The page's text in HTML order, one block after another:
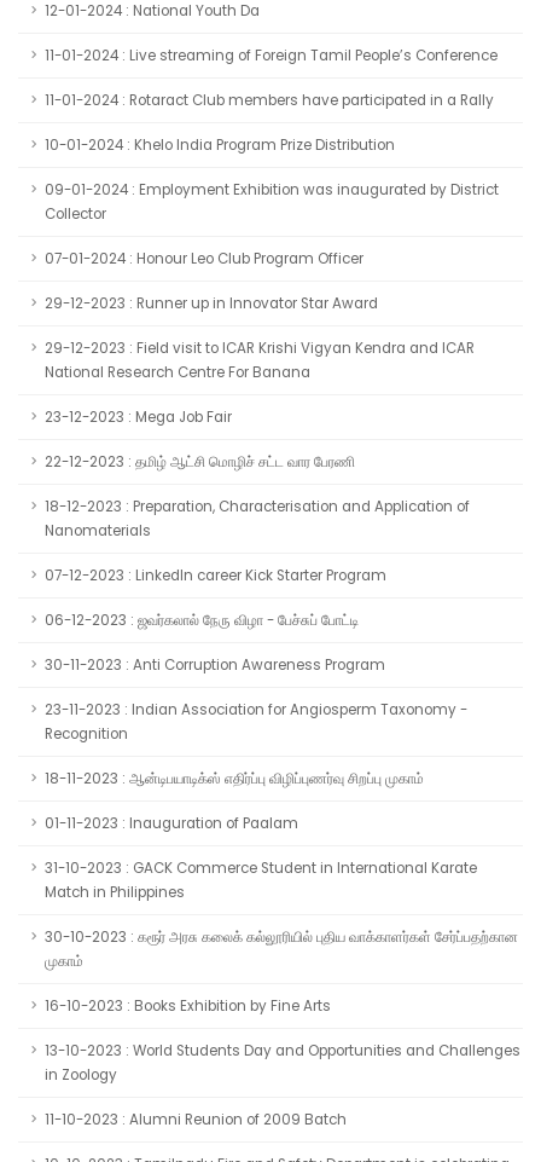
12-01-2024 : National Youth Da
11-01-2024 : Live streaming of Foreign Tamil People’s Conference
11-01-2024 : Rotaract Club members have participated in a Rally
10-01-2024 : Khelo India Program Prize Distribution
09-01-2024 : Employment Exhibition was inaugurated by District
Collector
07-01-2024 : Honour Leo Club Program Officer
29-12-2023 : Runner up in Innovator Star Award
29-12-2023 : Field visit to ICAR Krishi Vigyan Kendra and ICAR
National Research Centre For Banana
23-12-2023 : Mega Job Fair
22-12-2023 : தமிழ் ஆட்சி மொழிச் சட்ட வார பேரணி
18-12-2023 : Preparation, Characterisation and Application of
Nanomaterials
07-12-2023 : LinkedIn career Kick Starter Program
06-12-2023 : ஜவர்கலால் நேரு விழா - பேச்சுப் போட்டி
30-11-2023 : Anti Corruption Awareness Program
23-11-2023 : Indian Association for Angiosperm Taxonomy -
Recognition
18-11-2023 : ஆன்டிபயாடிக்ஸ் எதிர்ப்பு விழிப்புணர்வு சிறப்பு முகாம்
01-11-2023 : Inauguration of Paalam
31-10-2023 : GACK Commerce Student in International Karate
Match in Philippines
30-10-2023 : கரூர் அரசு கலைக் கல்லூரியில் புதிய வாக்காளர்கள் சேர்ப்பதற்கான
முகாம்
16-10-2023 : Books Exhibition by Fine Arts
13-10-2023 : World Students Day and Opportunities and Challenges
in Zoology
11-10-2023 : Alumni Reunion of 2009 Batch